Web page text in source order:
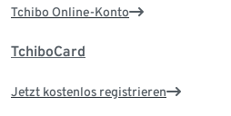
Tchibo Online-Konto
TchiboCard
Jetzt kostenlos registrieren